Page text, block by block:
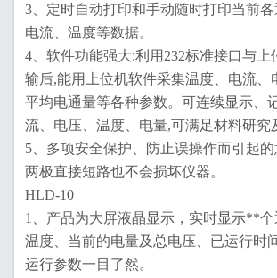
3、定时自动打印和手动随时打印当前各
电流、温度等数据。
4、软件功能强大:利用232标准接口与上
输后,能用上位机软件采集温度、电流、
平均电通量等各种参数。可连续显示、
流、电压、温度、电量,可满足材料研究
5、多项安全保护、防止误操作而引起
两极直接短路也不会损坏仪器。
HLD-10
1、产品为大屏液晶显示，实时显示**个
温度、当前的电量及总电压、已运行时
运行参数一目了然。